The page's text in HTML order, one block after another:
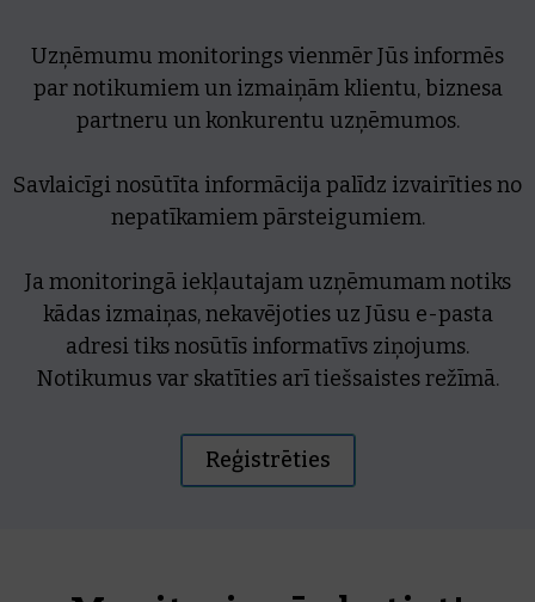
Uzņēmumu monitorings vienmēr Jūs informēs
par notikumiem un izmaiņām klientu, biznesa
partneru un konkurentu uzņēmumos.
Savlaicīgi nosūtīta informācija palīdz izvairīties no
nepatīkamiem pārsteigumiem.
Ja monitoringā iekļautajam uzņēmumam notiks
kādas izmaiņas, nekavējoties uz Jūsu e-pasta
adresi tiks nosūtīs informatīvs ziņojums.
Notikumus var skatīties arī tiešsaistes režīmā.
Reģistrēties